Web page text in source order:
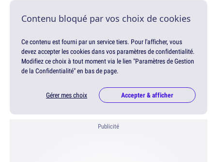
Contenu bloqué par vos choix de cookies
Ce contenu est fourni par un service tiers. Pour l'afficher, vous
devez accepter les cookies dans vos paramètres de confidentialité.
Modifiez ce choix à tout moment via le lien "Paramètres de Gestion
de la Confidentialité" en bas de page.
Gérer mes choix Accepter & afficher
Publicité